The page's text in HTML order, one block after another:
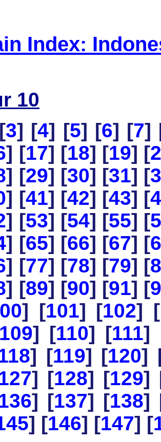
Index:
10
3] [4] [5] [6] [7]
] [17] [18] [19] [
] [29] [30] [31] [
] [41] [42] [43] [
] [53] [54] [55] [
] [65] [66] [67] [
] [77] [78] [79] [
] [89] [90] [91] [
] [101] [102] [
109] [110] [111]
] [119] [120]
] [128] [129]
] [137] [138]
] [146] [147] [